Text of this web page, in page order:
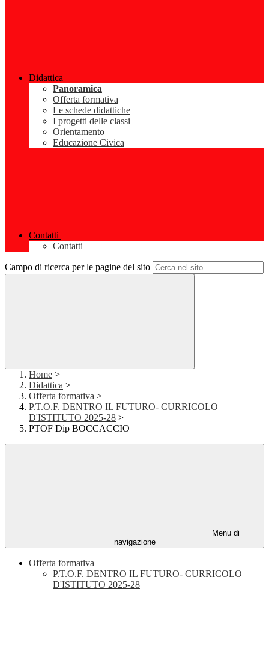
Didattica
Panoramica
Offerta formativa
Le schede didattiche
I progetti delle classi
Orientamento
Educazione Civica
Contatti
Contatti
Campo di ricerca per le pagine del sito
Home >
Didattica >
Offerta formativa >
P.T.O.F. DENTRO IL FUTURO- CURRICOLO
D'ISTITUTO 2025-28 >
PTOF Dip BOCCACCIO
Menu di
navigazione
Offerta formativa
P.T.O.F. DENTRO IL FUTURO- CURRICOLO
D'ISTITUTO 2025-28